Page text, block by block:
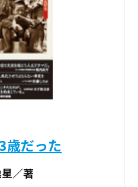
歳だった
／著